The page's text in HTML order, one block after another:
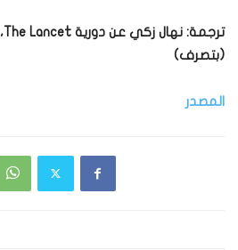
ترجمة: نهال زكي عن دورية The Lancet،
(بتصرف)
المصدر